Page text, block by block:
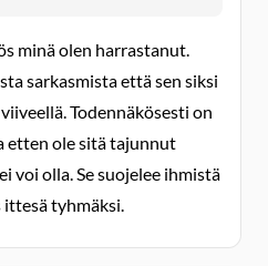
minä olen harrastanut.
sarkasmista että sen siksi
Todennäkösesti on
etten ole sitä tajunnut
voi olla. Se suojelee ihmistä
tyhmäksi.